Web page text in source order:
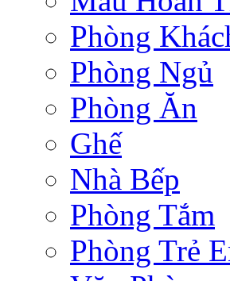
Phòng
Phòng Ngủ
Phòng Ăn
Ghế
Nhà Bếp
Phòng Tắm
Phòng Trẻ